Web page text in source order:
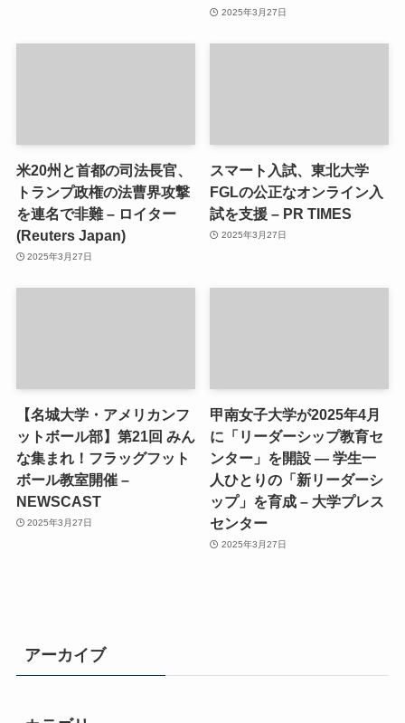
2025年3月27日
米20州と首都の司法長官、
トランプ政権の法曹界攻撃
を連名で非難 – ロイター
(Reuters Japan)
2025年3月27日
スマート入試、東北大学
FGLの公正なオンライン入
試を支援 – PR TIMES
2025年3月27日
【名城大学・アメリカンフ
ットボール部】第21回 みん
な集まれ！フラッグフット
ボール教室開催 –
NEWSCAST
2025年3月27日
甲南女子大学が2025年4月
に「リーダーシップ教育セ
ンター」を開設 ― 学生一
人ひとりの「新リーダーシ
ップ」を育成 – 大学プレス
センター
2025年3月27日
アーカイブ